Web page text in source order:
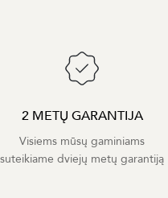
2 METŲ GARANTIJA
Visiems mūsų gaminiams
suteikiame dviejų metų garantiją